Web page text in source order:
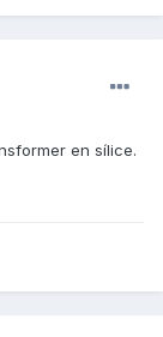
en sílice.